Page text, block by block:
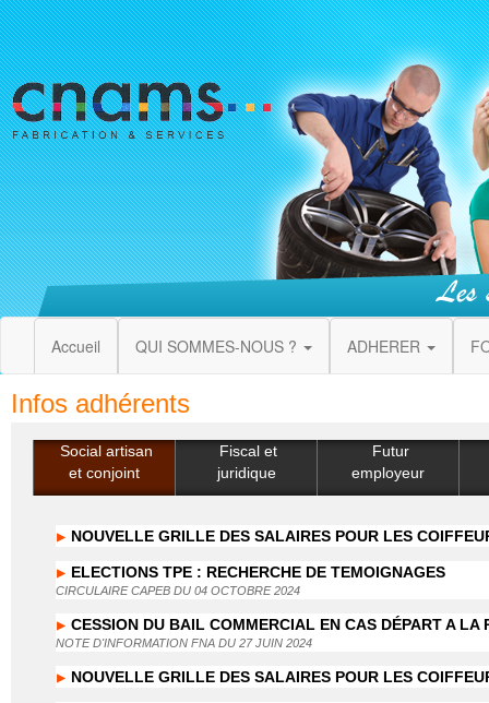
Accueil QUI SOMMES-NOUS ? ADHERER
Infos adhérents
Social artisan
et conjoint
Fiscal et
juridique
Futur
employeur
NOUVELLE GRILLE DES SALAIRES POUR LES
ELECTIONS TPE : RECHERCHE DE TEMOIGNAGES
CIRCULAIRE CAPEB DU 04 OCTOBRE 2024
CESSION DU BAIL COMMERCIAL EN CAS DÉPART A LA
NOTE D'INFORMATION FNA DU 27 JUIN 2024
NOUVELLE GRILLE DES SALAIRES POUR LES